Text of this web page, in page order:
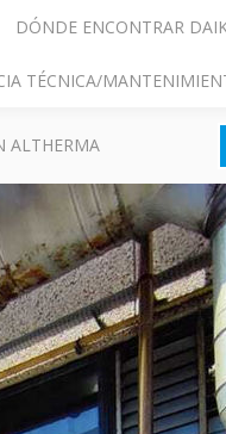
DÓNDE ENCONTRAR
TÉCNICA/
ALTHERMA